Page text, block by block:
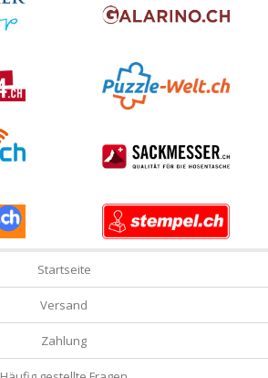
Startseite
Versand
Zahlung